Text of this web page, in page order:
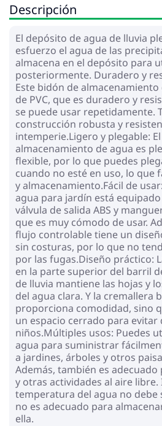
Descripción
El depósito de agua de lluvia
esfuerzo el agua de las
almacena en el depósito para
posteriormente. Duradero y
Este bidón de
de PVC, que es duradero y
se puede usar repetidamente.
construcción robusta y
intemperie.Ligero y plegable:
almacenamiento de agua es
flexible, por lo que puedes
cuando no esté en uso, lo que
y almacenamiento.Fácil de
agua para jardín está
válvula de salida ABS y
que es muy cómodo de usar.
flujo controlable tiene un
sin costuras, por lo que no
por las fugas.Diseño práctico:
en la parte superior del barril
de lluvia mantiene las hojas y
del agua clara. Y la cremallera
proporciona comodidad, sino
un espacio cerrado para evitar
niños.Múltiples usos: Puedes
agua para suministrar
a jardines, árboles y otros
Además, también es adecuado
y otras actividades al aire
temperatura del agua no debe
no es adecuado para
ella.